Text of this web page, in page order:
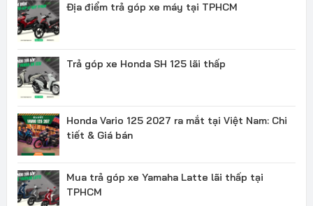
Địa điểm trả góp xe máy tại TPHCM
Trả góp xe Honda SH 125 lãi thấp
Honda Vario 125 2027 ra mắt tại Việt Nam: Chi
tiết & Giá bán
Mua trả góp xe Yamaha Latte lãi thấp tại
TPHCM